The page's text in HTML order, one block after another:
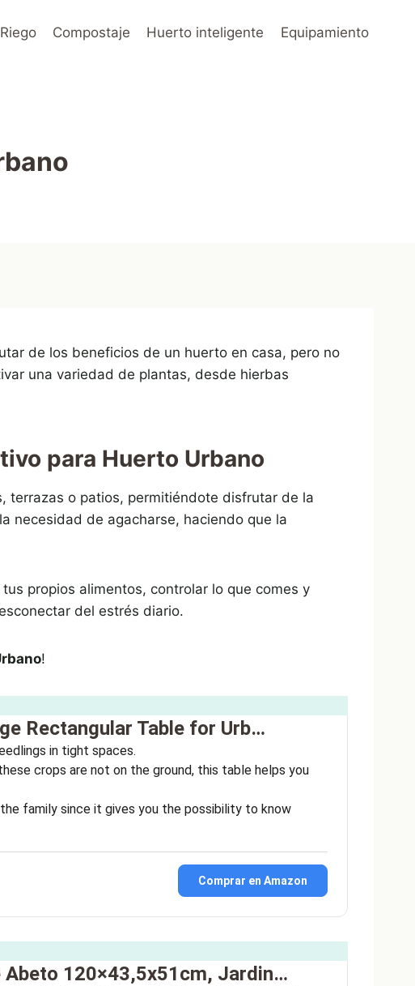
Riego Compostaje Huerto inteligente Equipamiento
de los beneficios de un huerto en casa, pero no
una variedad de plantas, desde hierbas
para Huerto Urbano
terrazas o patios, permitiéndote disfrutar de la
necesidad de agacharse, haciendo que la
propios alimentos, controlar lo que comes y
del estrés diario.
!
Rectangular Table for Urb…
in tight spaces.
crops are not on the ground, this table helps you
family since it gives you the possibility to know
Comprar en Amazon
Abeto 120×43,5x51cm, Jardin…